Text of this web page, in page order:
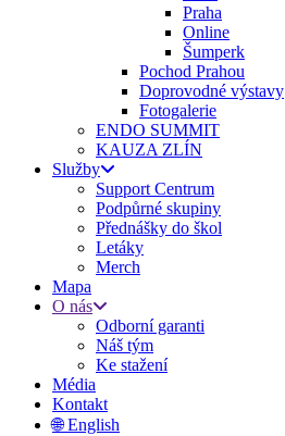
Praha
Online
Šumperk
Pochod Prahou
Doprovodné výstavy
Fotogalerie
ENDO SUMMIT
KAUZA ZLÍN
Služby
Support Centrum
Podpůrné skupiny
Přednášky do škol
Letáky
Merch
Mapa
O nás
Odborní garanti
Náš tým
Ke stažení
Média
Kontakt
🌐 English